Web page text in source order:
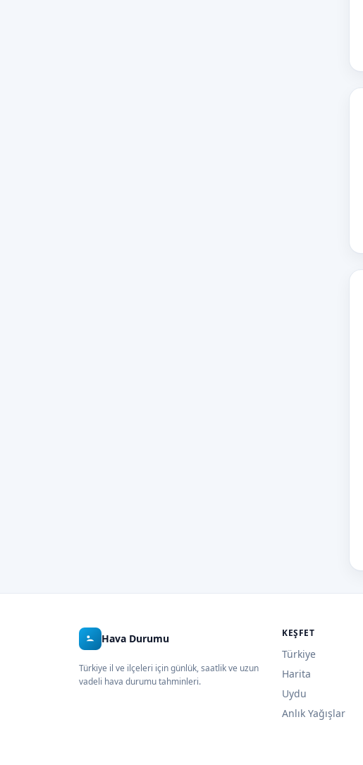
Hava Durumu
Türkiye il ve ilçeleri için günlük, saatlik ve uzun
vadeli hava durumu tahminleri.
KEŞFET
Türkiye
Harita
Uydu
Anlık Yağışlar